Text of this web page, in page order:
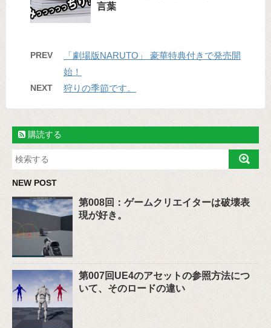
言葉
PREV
「劇場版NARUTO」 豪華特典付きで発売開
始！
NEXT 狩りの季節です。
購読する
NEW POST
第008回：ゲームクリエイターは破壊表
現が好き。
第007回UE4のアセットの参照方法につ
いて、そのロードの違い